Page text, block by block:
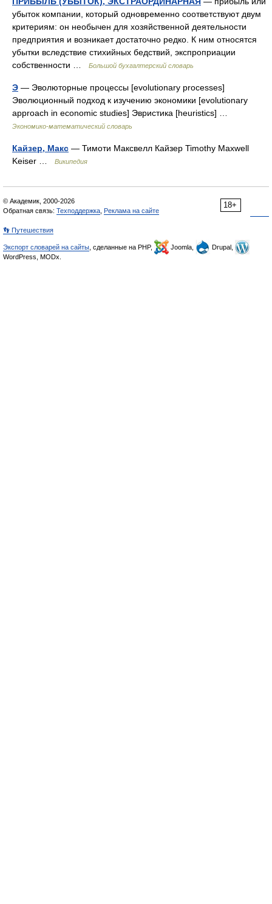
убыток компании, который одновременно соответствуют двум
критериям: он необычен для хозяйственной деятельности
предприятия и возникает достаточно редко. К ним относятся
убытки вследствие стихийных бедствий, экспроприации
собственности …
Большой бухгалтерский словарь
Э — Эволюторные процессы [evolutionary processes]
Эволюционный подход к изучению экономики [evolutionary
approach in economic studies] Эвристика [heuristics] …
Экономико-математический словарь
Кайзер, Макс — Тимоти Максвелл Кайзер Timothy Maxwell
Keiser …
Википедия
18+
© Академик, 2000-2026
Обратная связь: Техподдержка Реклама на сайте
👣 Путешествия
Экспорт словарей на сайты , сделанные на PHP, Joomla,
Drupal,
WordPress, MODx.